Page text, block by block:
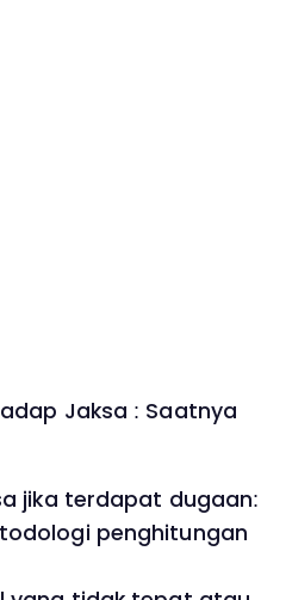
Jaksa : Saatnya
jika terdapat dugaan:
penghitungan